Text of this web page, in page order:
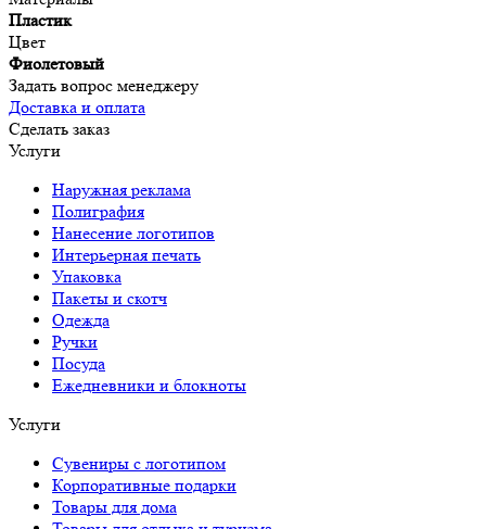
Пластик
Цвет
Фиолетовый
Задать вопрос менеджеру
Доставка и оплата
Сделать заказ
Услуги
Наружная реклама
Полиграфия
Нанесение логотипов
Интерьерная печать
Упаковка
Пакеты и скотч
Одежда
Ручки
Посуда
Ежедневники и блокноты
Услуги
Сувениры с логотипом
Корпоративные подарки
Товары для дома